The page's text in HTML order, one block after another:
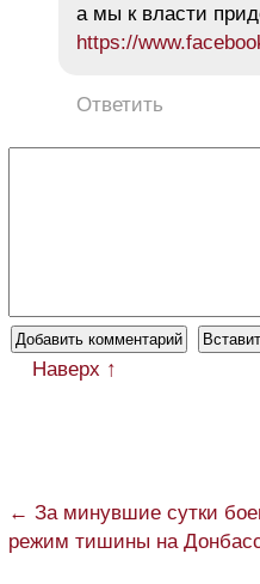
а мы к власти
https://
Ответить
Наверх ↑
← За минувшие сутки
режим тишины на